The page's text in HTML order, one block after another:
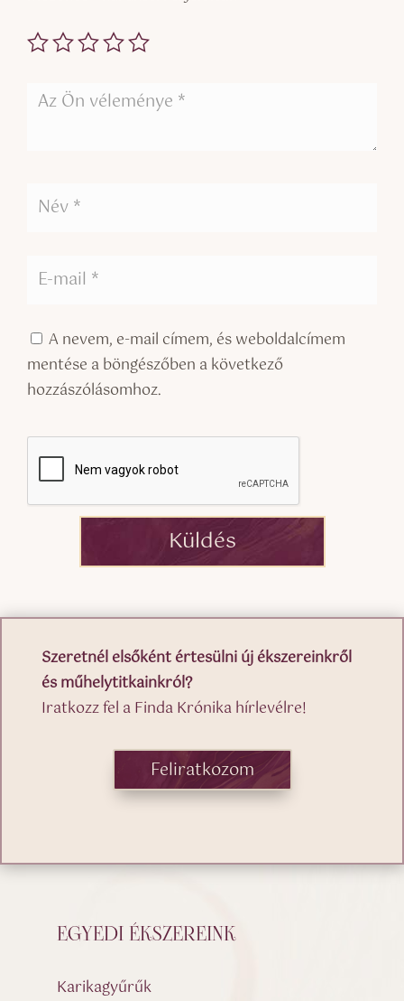
A nevem, e-mail címem, és weboldalcímem
mentése a böngészőben a következő
hozzászólásomhoz.
Küldés
Szeretnél elsőként értesülni új ékszereinkről
és műhelytitkainkról?
Iratkozz fel a Finda Krónika hírlevélre!
Feliratkozom
EGYEDI ÉKSZEREINK
Karikagyűrűk